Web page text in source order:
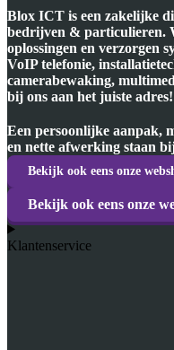
Blox ICT is een zakelijke
bedrijven & particulieren.
oplossingen en verzorgen
VoIP telefonie,
camerabewaking,
bij ons aan het juiste adres!
Een persoonlijke aanpak,
en nette afwerking staan
Bekijk ook eens onze
Bekijk ook eens onze
Klantenservice